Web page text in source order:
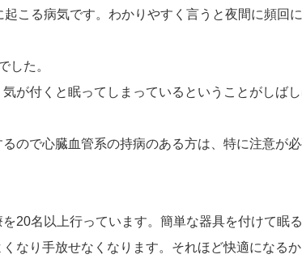
こる病気です。わかりやすく言うと夜間に頻回
した。
が付くと眠ってしまっているということがしば
ので心臓血管系の持病のある方は、特に注意が
20名以上行っています。簡単な器具を付けて眠
なり手放せなくなります。それほど快適になる